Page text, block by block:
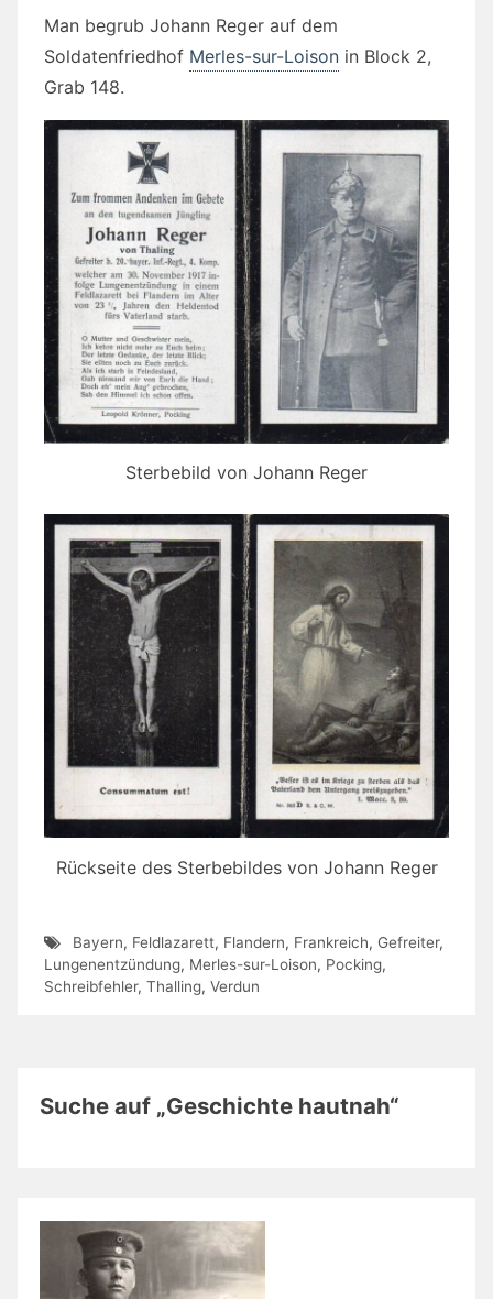
Man begrub Johann Reger auf dem
Soldatenfriedhof Merles-sur-Loison in Block 2,
Grab 148.
Sterbebild von Johann Reger
Rückseite des Sterbebildes von Johann Reger
Bayern, Feldlazarett, Flandern, Frankreich, Gefreiter,
Lungenentzündung, Merles-sur-Loison, Pocking,
Schreibfehler, Thalling, Verdun
Suche auf „Geschichte hautnah“